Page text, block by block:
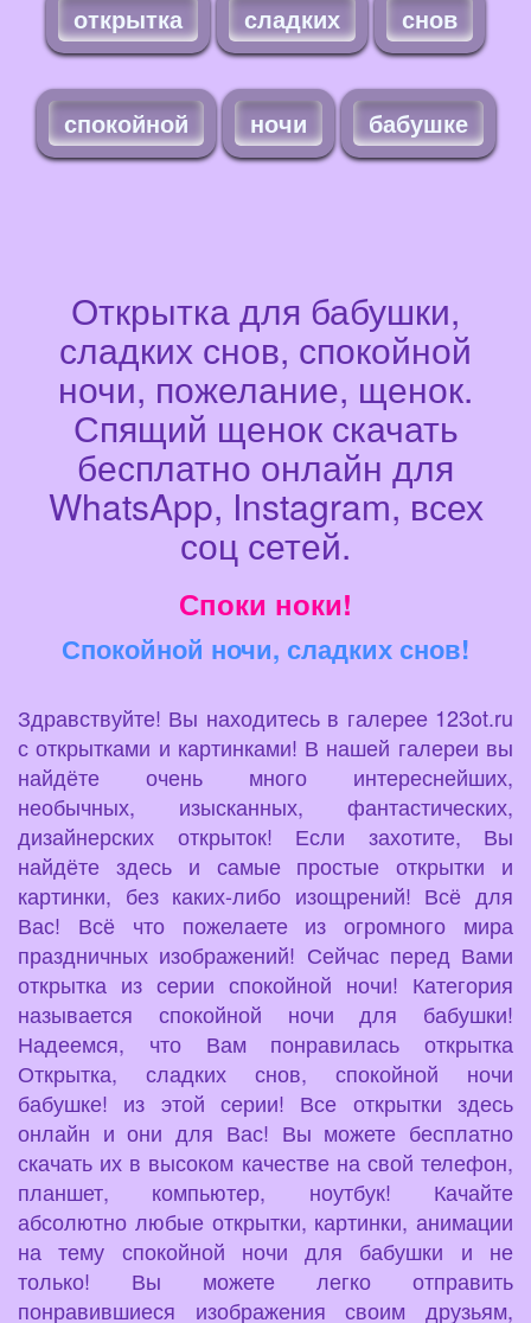
открытка сладких снов
спокойной ночи бабушке
Открытка для бабушки,
сладких снов, спокойной
ночи, пожелание, щенок.
Спящий щенок скачать
бесплатно онлайн для
WhatsApp, Instagram, всех
соц сетей.
Споки ноки!
Спокойной ночи, сладких снов!
Здравствуйте! Вы находитесь в галерее 123ot.ru
с открытками и картинками! В нашей галереи вы
найдёте очень много интереснейших,
необычных, изысканных, фантастических,
дизайнерских открыток! Если захотите, Вы
найдёте здесь и самые простые открытки и
картинки, без каких-либо изощрений! Всё для
Вас! Всё что пожелаете из огромного мира
праздничных изображений! Сейчас перед Вами
открытка из серии спокойной ночи! Категория
называется спокойной ночи для бабушки!
Надеемся, что Вам понравилась открытка
Открытка, сладких снов, спокойной ночи
бабушке! из этой серии! Все открытки здесь
онлайн и они для Вас! Вы можете бесплатно
скачать их в высоком качестве на свой телефон,
планшет, компьютер, ноутбук! Качайте
абсолютно любые открытки, картинки, анимации
на тему спокойной ночи для бабушки и не
только! Вы можете легко отправить
понравившиеся изображения своим друзьям,